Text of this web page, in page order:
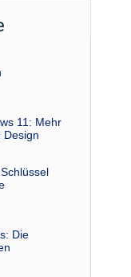
11: Mehr
Design
Die